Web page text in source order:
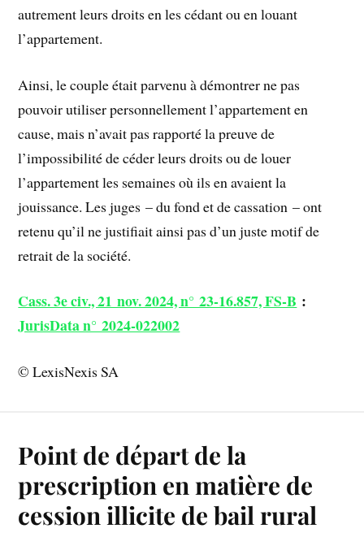
autrement leurs droits en les cédant ou en louant
l’appartement.
Ainsi, le couple était parvenu à démontrer ne pas
pouvoir utiliser personnellement l’appartement en
cause, mais n’avait pas rapporté la preuve de
l’impossibilité de céder leurs droits ou de louer
l’appartement les semaines où ils en avaient la
jouissance. Les juges – du fond et de cassation – ont
retenu qu’il ne justifiait ainsi pas d’un juste motif de
retrait de la société.
Cass. 3e civ., 21 nov. 2024, n° 23-16.857, FS-B :
JurisData n° 2024-022002
© LexisNexis SA
Point de départ de la
prescription en matière de
cession illicite de bail rural